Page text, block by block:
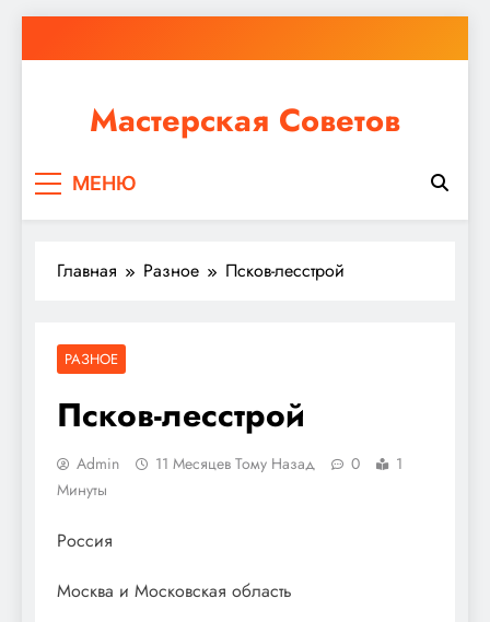
к
Мастерская Советов
ремонт или крупное строительство, в Мастерской
МЕНЮ
Главная Разное Псков-лесстрой
РАЗНОЕ
Псков-лесстрой
Admin 11 Месяцев Тому Назад 0
1
Минуты
Россия
Москва и Московская область